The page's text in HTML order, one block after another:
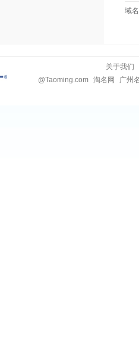
域
关于我们
广州
淘名网
@Taoming.com